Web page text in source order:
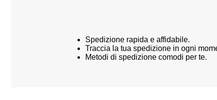
Spedizione rapida e affidabile.
Traccia la tua spedizione in ogni
Metodi di spedizione comodi per te.